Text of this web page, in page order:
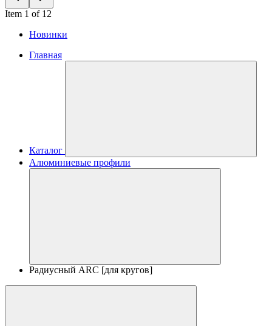
Item 1 of 12
Новинки
Главная
Каталог
Алюминиевые профили
Радиусный ARC [для кругов]